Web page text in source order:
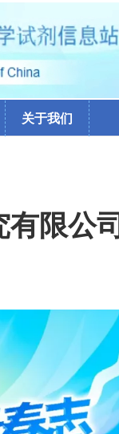
关于我们
有限公司